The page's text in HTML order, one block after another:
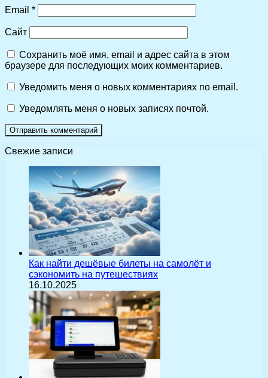
Email *
Сайт
Сохранить моё имя, email и адрес сайта в этом
браузере для последующих моих комментариев.
Уведомить меня о новых комментариях по email.
Уведомлять меня о новых записях почтой.
Свежие записи
Как найти дешёвые билеты на самолёт и
сэкономить на путешествиях
16.10.2025